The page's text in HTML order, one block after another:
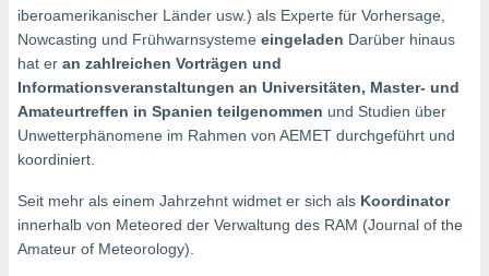
basiert,
uns,
zu
Ihnen
zur
stellen.
die
AKZEPTIEREN
UND
FORTFAHREN
EINSTELLUNGEN
iberoamerikanischer Länder usw.) als Experte für Vorhersage,
Nowcasting und Frühwarnsysteme eingeladen Darüber hinaus
hat er an zahlreichen Vorträgen und
Informationsveranstaltungen an Universitäten, Master- und
Amateurtreffen in Spanien teilgenommen und Studien über
Unwetterphänomene im Rahmen von AEMET durchgeführt und
koordiniert.
Seit mehr als einem Jahrzehnt widmet er sich als Koordinator
innerhalb von Meteored der Verwaltung des RAM (Journal of the
Amateur of Meteorology).